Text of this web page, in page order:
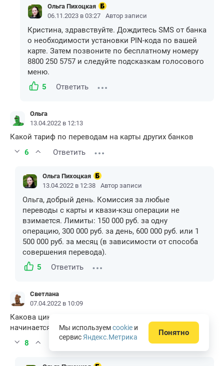
Ольга Пихоцкая
06.11.2023 в 03:27
Автор записи
Кристина, здравствуйте. Дождитесь SMS от банка
о необходимости установки PIN-кода по вашей
карте. Затем позвоните по бесплатному номеру
8800 250 5757 и следуйте подсказкам голосового
меню.
5
Ответить
Ольга
13.04.2022 в 12:13
Какой тариф по переводам на карты других банков
6
Ответить
Ольга Пихоцкая
13.04.2022 в 12:38
Автор записи
Ольга, добрый день. Комиссия за любые
переводы с карты и квази-кэш операции не
взимается. Лимиты: 150 000 руб. за одну
операцию, 300 000 руб. за день, 600 000 руб. или 1
500 000 руб. за месяц (в зависимости от способа
совершения перевода).
5
Ответить
Светлана
07.04.2022 в 10:09
Какова цикличность льготных периодов, т.е когда
начинается новый льготный период ?
8
Ответить
Мы используемcookie и
сервис Яндекс.Метрика Понятно